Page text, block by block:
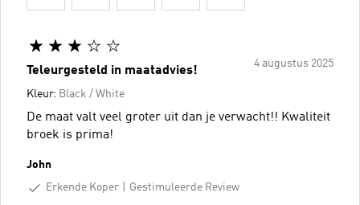
4 augustus 2025
Teleurgesteld in maatadvies!
Kleur: Black / White
De maat valt veel groter uit dan je verwacht!! Kwaliteit
broek is prima!
John
Erkende Koper
Gestimuleerde Review